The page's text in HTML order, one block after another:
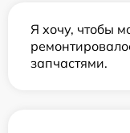
Я хочу, чтобы
запчастями.